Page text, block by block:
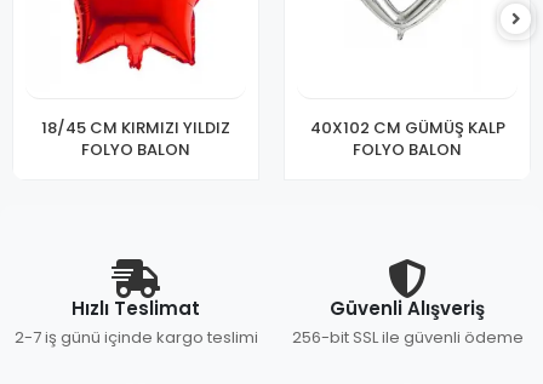
18/45 CM KIRMIZI YILDIZ
FOLYO BALON
40X102 CM GÜMÜŞ KALP
FOLYO BALON
Hızlı Teslimat
2-7 iş günü içinde kargo teslimi
Güvenli Alışveriş
256-bit SSL ile güvenli ödeme